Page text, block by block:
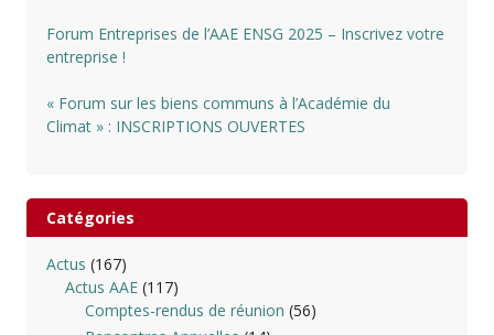
Forum Entreprises de l’AAE ENSG 2025 – Inscrivez votre
entreprise !
« Forum sur les biens communs à l’Académie du
Climat » : INSCRIPTIONS OUVERTES
Catégories
Actus (167)
Actus AAE (117)
Comptes-rendus de réunion (56)